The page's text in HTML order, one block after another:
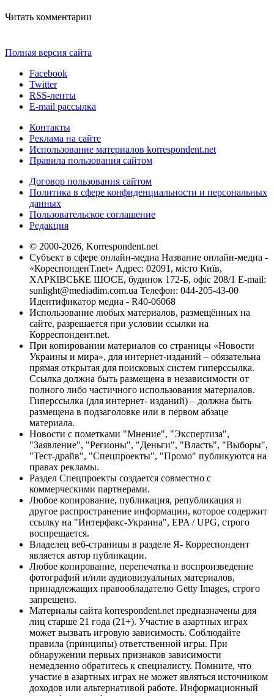
Читать комментарии
Полная версия сайта
Facebook
Twitter
RSS-ленты
E-mail рассылка
Контакты
Реклама на сайте
Использование материалов korrespondent.net
Правила пользования сайтом
Договор пользования сайтом
Политика в сфере конфиденциальности и персональных
данных
Пользовательское соглашение
Редакция
© 2000-2026, Korrespondent.net
Субъект в сфере онлайн-медиа Название онлайн-медиа -
«КореспонденТ.net» Адрес: 02091, місто Київ,
ХАРКІВСЬКЕ ШОСЕ, будинок 172-Б, офіс 208/1 E-mail:
sunlight@mediadim.com.ua Телефон: 044-205-43-00
Идентификатор медиа - R40-06068
Использование любых материалов, размещённых на
сайте, разрешается при условии ссылки на
Корреспондент.net.
При копировании материалов со страницы «Новости
Украины и мира», для интернет-изданий – обязательна
прямая открытая для поисковых систем гиперссылка.
Ссылка должна быть размещена в независимости от
полного либо частичного использования материалов.
Гиперссылка (для интернет- изданий) – должна быть
размещена в подзаголовке или в первом абзаце
материала.
Новости с пометками "Мнение", "Экспертиза",
"Заявление", "Регионы", "Деньги", "Власть", "Выборы",
"Тест-драйв", "Спецпроекты", "Промо" публикуются на
правах рекламы.
Раздел Спецпроекты создается совместно с
коммерческими партнерами.
Любое копирование, публикация, републикация и
другое распространение информации, которое содержит
ссылку на "Интерфакс-Украина", EPA / UPG, строго
воспрещается.
Владелец веб-страницы в разделе Я- Корреспондент
является автор публикации.
Любое копирование, перепечатка и воспроизведение
фотографий и/или аудиовизуальных материалов,
принадлежащих правообладателю Getty Images, строго
запрещено.
Материалы сайта korrespondent.net предназначены для
лиц старше 21 года (21+). Участие в азартных играх
может вызвать игровую зависимость. Соблюдайте
правила (принципы) ответственной игры. При
обнаружении первых признаков зависимости
немедленно обратитесь к специалисту. Помните, что
участие в азартных играх не может являться источником
доходов или альтернативой работе. Информационный